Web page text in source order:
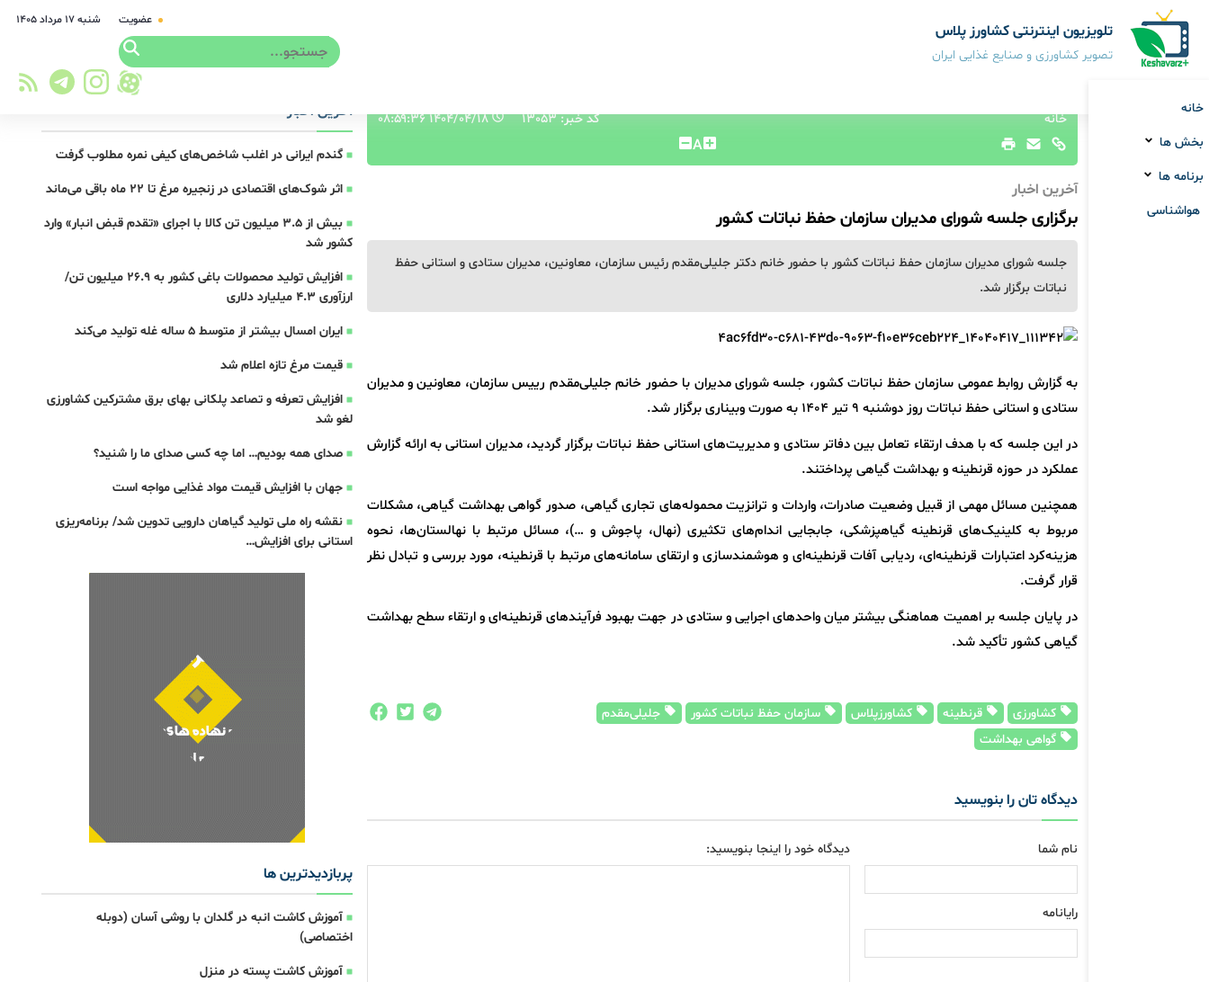
تلویزیون اینترنتی کشاورز پلاس
تصویر کشاورزی و صنایع غذایی ایران
عضویت شنبه ۱۷ مرداد ۱۴۰۵
خانه
بخش ها
برنامه ها
هواشناسی
خانه کد خبر: 13053 ۱۴۰۴/۰۴/۱۸ ۰۸:۵۹:۳۶
A
آخرین اخبار
برگزاری جلسه شورای مدیران سازمان حفظ نباتات کشور
جلسه شورای مدیران سازمان حفظ نباتات کشور با حضور خانم دکتر جلیلی‌مقدم رئیس سازمان، معاونین، مدیران ستادی و استانی حفظ
نباتات برگزار شد.
به گزارش روابط عمومی سازمان حفظ نباتات کشور، جلسه شورای مدیران با حضور خانم جلیلی‌مقدم رییس سازمان، معاونین و مدیران
ستادی و استانی حفظ نباتات روز دوشنبه ۹ تیر ۱۴۰۴ به صورت وبیناری برگزار شد.
در این جلسه که با هدف ارتقاء تعامل بین دفاتر ستادی و مدیریت‌های استانی حفظ نباتات برگزار گردید، مدیران استانی به ارائه گزارش
عملکرد در حوزه قرنطینه و بهداشت گیاهی پرداختند.
همچنین مسائل مهمی از قبیل وضعیت صادرات، واردات و ترانزیت محموله‌های تجاری گیاهی، صدور گواهی بهداشت گیاهی، مشکلات
مربوط به کلینیک‌های قرنطینه گیاهپزشکی، جابجایی اندام‌های تکثیری (نهال، پاجوش و …)، مسائل مرتبط با نهالستان‌ها، نحوه
هزینه‌کرد اعتبارات قرنطینه‌ای، ردیابی آفات قرنطینه‌ای و هوشمندسازی و ارتقای سامانه‌های مرتبط با قرنطینه، مورد بررسی و تبادل نظر
قرار گرفت.
در پایان جلسه بر اهمیت هماهنگی بیشتر میان واحدهای اجرایی و ستادی در جهت بهبود فرآیندهای قرنطینه‌ای و ارتقاء سطح بهداشت
گیاهی کشور تأکید شد.
کشاورزی قرنطینه کشاورزپلاس سازمان حفظ نباتات کشور
جلیلی‌مقدم
گواهی بهداشت
دیدگاه تان را بنویسید
نام شما
رایانامه
دیدگاه خود را اینجا بنویسید:
آخرین اخبار
گندم ایرانی در اغلب شاخص‌های کیفی نمره مطلوب گرفت
اثر شوک‌های اقتصادی در زنجیره مرغ تا 22 ماه باقی می‌ماند
بیش از ۳.۵ میلیون تن کالا با اجرای «تقدم قبض انبار» وارد
کشور شد
افزایش تولید محصولات باغی کشور به ۲۶.۹ میلیون تن/
ارزآوری ۴.۳ میلیارد دلاری
ایران امسال بیشتر از متوسط 5 ساله غله تولید می‌کند
قیمت مرغ تازه اعلام شد
افزایش تعرفه و تصاعد پلکانی بهای برق مشترکین کشاورزی
لغو شد
صدای همه بودیم… اما چه کسی صدای ما را شنید؟
جهان با افزایش قیمت مواد غذایی مواجه است
نقشه راه ملی تولید گیاهان دارویی تدوین شد/ برنامه‌ریزی
استانی برای افزایش…
پربازدیدترین ها
آموزش کاشت انبه در گلدان با روشی آسان (دوبله
اختصاصی)
آموزش کاشت پسته در منزل